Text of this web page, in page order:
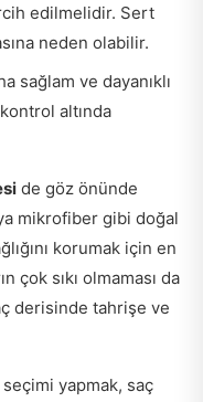
edilmelidir. Sert
neden olabilir.
sağlam ve dayanıklı
altında
de göz önünde
mikrofiber gibi doğal
korumak için en
çok sıkı olmaması da
derisinde tahrişe ve
yapmak, saç